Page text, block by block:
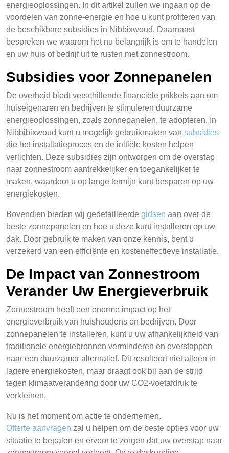
energieoplossingen. In dit artikel zullen we ingaan op de
voordelen van zonne-energie en hoe u kunt profiteren van
de beschikbare subsidies in Nibbixwoud. Daarnaast
bespreken we waarom het nu belangrijk is om te handelen
en uw huis of bedrijf uit te rusten met zonnestroom.
Subsidies voor Zonnepanelen
De overheid biedt verschillende financiële prikkels aan om
huiseigenaren en bedrijven te stimuleren duurzame
energieoplossingen, zoals zonnepanelen, te adopteren. In
Nibbibixwoud kunt u mogelijk gebruikmaken van subsidies
die het installatieproces en de initiële kosten helpen
verlichten. Deze subsidies zijn ontworpen om de overstap
naar zonnestroom aantrekkelijker en toegankelijker te
maken, waardoor u op lange termijn kunt besparen op uw
energiekosten.
Bovendien bieden wij gedetailleerde gidsen aan over de
beste zonnepanelen en hoe u deze kunt installeren op uw
dak. Door gebruik te maken van onze kennis, bent u
verzekerd van een efficiënte en kosteneffectieve installatie.
De Impact van Zonnestroom
Verander Uw Energieverbruik
Zonnestroom heeft een enorme impact op het
energieverbruik van huishoudens en bedrijven. Door
zonnepanelen te installeren, kunt u uw afhankelijkheid van
traditionele energiebronnen verminderen en overstappen
naar een duurzamer alternatief. Dit resulteert niet alleen in
lagere energiekosten, maar draagt ook bij aan de strijd
tegen klimaatverandering door uw CO2-voetafdruk te
verkleinen.
Nu is het moment om actie te ondernemen.
Offerte aanvragen zal u helpen om de beste opties voor uw
situatie te bepalen en ervoor te zorgen dat uw overstap naar